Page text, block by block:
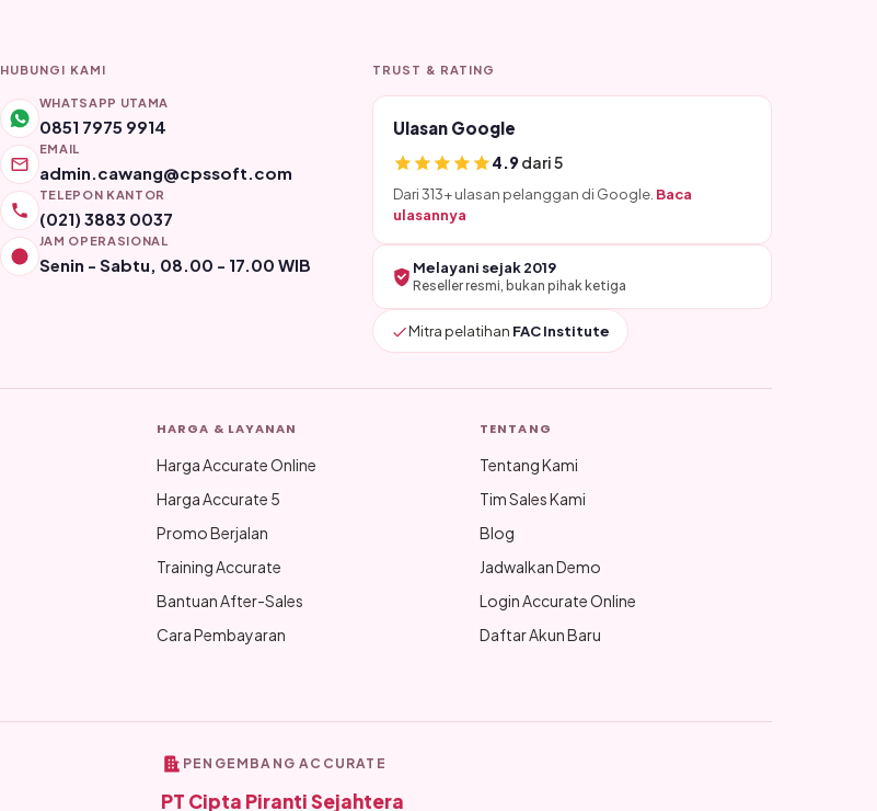
HUBUNGI KAMI
WHATSAPP UTAMA
0851 7975 9914
EMAIL
admin.cawang@cpssoft.com
TELEPON KANTOR
(021) 3883 0037
JAM OPERASIONAL
Senin - Sabtu, 08.00 - 17.00 WIB
TRUST & RATING
Ulasan Google
4.9dari 5
Dari 313+ ulasan pelanggan di Google. Baca
ulasannya
Melayani sejak 2019
Reseller resmi, bukan pihak ketiga
Mitra pelatihan FAC Institute
HARGA & LAYANAN
Harga Accurate Online
Harga Accurate 5
Promo Berjalan
Training Accurate
Bantuan After-Sales
Cara Pembayaran
TENTANG
Tentang Kami
Tim Sales Kami
Blog
Jadwalkan Demo
Login Accurate Online
Daftar Akun Baru
PENGEMBANG ACCURATE
PT Cipta Piranti Sejahtera